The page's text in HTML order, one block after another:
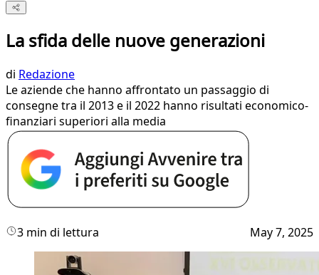
La sfida delle nuove generazioni
di Redazione
Le aziende che hanno affrontato un passaggio di
consegne tra il 2013 e il 2022 hanno risultati economico-
finanziari superiori alla media
3 min di lettura May 7, 2025